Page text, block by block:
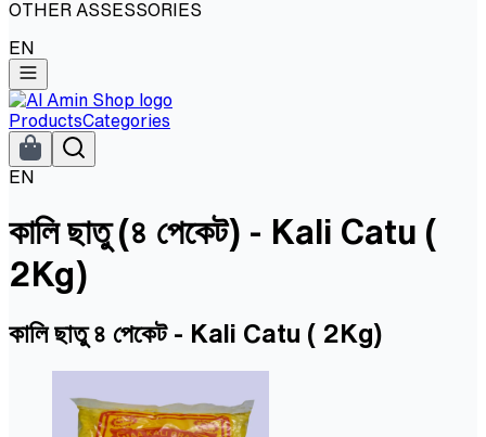
OTHER ASSESSORIES
EN
ProductsCategories
EN
কালি ছাতু (৪ পেকেট) - Kali Catu (
2Kg)
কালি ছাতু ৪ পেকেট - Kali Catu ( 2Kg)